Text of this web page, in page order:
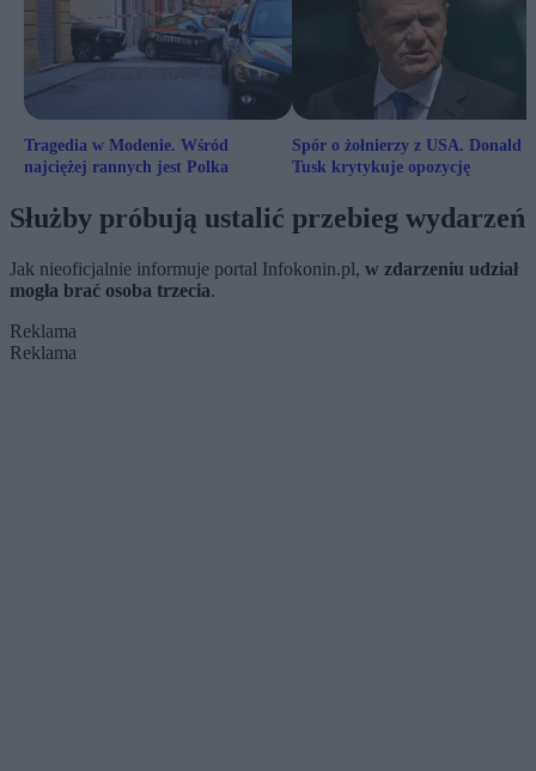
Tragedia w Modenie. Wśród
najciężej rannych jest Polka
Spór o żołnierzy z USA. Donald
Tusk krytykuje opozycję
Służby próbują ustalić przebieg wydarzeń
Jak nieoficjalnie informuje portal Infokonin.pl, w zdarzeniu udział
mogła brać osoba trzecia.
Reklama
Reklama